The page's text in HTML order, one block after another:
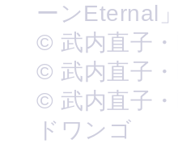
ーンEternal
© 武内直子
© 武内直子
© 武内直子
ドワンゴ